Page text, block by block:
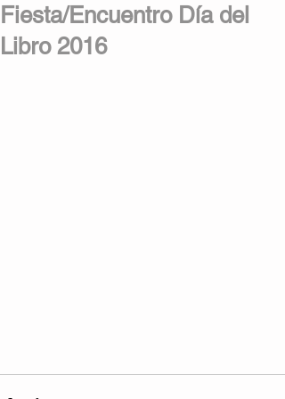
Fiesta/Encuentro Día del
Libro 2016